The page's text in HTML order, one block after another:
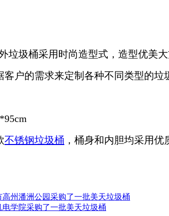
垃圾桶采用时尚造型式，造型优美
客户的需求来定制各种不同类型的
不锈钢垃圾桶 ，桶身和内胆均采用
高州潘洲公园采购了一批美天垃圾桶
电学院采购了一批美天垃圾桶